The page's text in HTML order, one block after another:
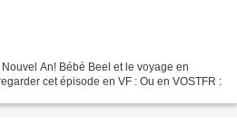
An! Bébé Beel et le voyage en
cet épisode en VF : Ou en VOSTFR :